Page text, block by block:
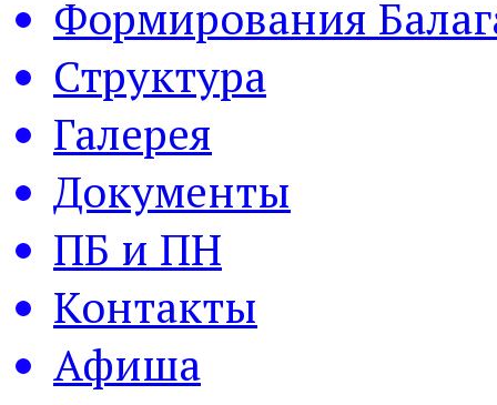
Формирования
Структура
Галерея
Документы
ПБ и ПН
Контакты
Афиша